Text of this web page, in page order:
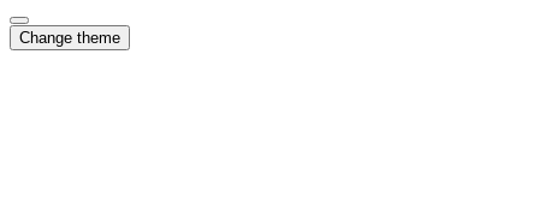
Change theme